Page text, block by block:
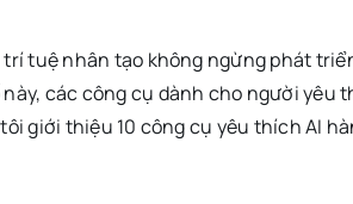
tuệ nhân tạo không ngừng phát
này, các công cụ dành cho người
giới thiệu 10 công cụ yêu thích AI